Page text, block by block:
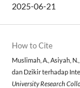
2025-06-21
How to Cite
Muslimah, A., Asiyah,
dan Dzikir terhadap
University Research